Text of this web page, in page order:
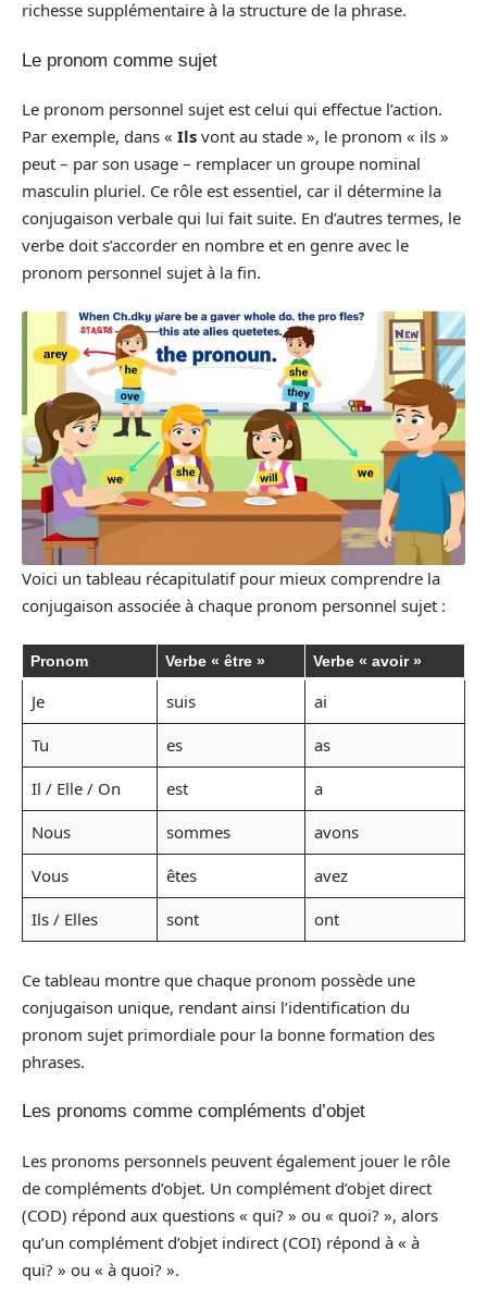
richesse supplémentaire à la structure de la phrase.
Le pronom comme sujet
Le pronom personnel sujet est celui qui effectue l’action.
Par exemple, dans « Ils vont au stade », le pronom « ils »
peut – par son usage – remplacer un groupe nominal
masculin pluriel. Ce rôle est essentiel, car il détermine la
conjugaison verbale qui lui fait suite. En d’autres termes, le
verbe doit s’accorder en nombre et en genre avec le
pronom personnel sujet à la fin.
Voici un tableau récapitulatif pour mieux comprendre la
conjugaison associée à chaque pronom personnel sujet :
Pronom Verbe « être » Verbe « avoir »
Je suis
ai
Tu
es
as
Il / Elle / On
est
a
Nous
sommes
avons
Vous
êtes
avez
Ils / Elles
sont ont
Ce tableau montre que chaque pronom possède une
conjugaison unique, rendant ainsi l’identification du
pronom sujet primordiale pour la bonne formation des
phrases.
Les pronoms comme compléments d’objet
Les pronoms personnels peuvent également jouer le rôle
de compléments d’objet. Un complément d’objet direct
(COD) répond aux questions « qui? » ou « quoi? », alors
qu’un complément d’objet indirect (COI) répond à « à
qui? » ou « à quoi? ».